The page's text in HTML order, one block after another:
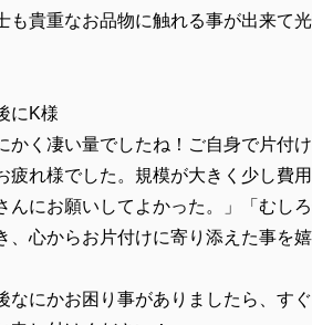
も貴重なお品物に触れる事が出来て
にK様
かく凄い量でしたね！ご自身で片付
疲れ様でした。規模が大きく少し費
んにお願いしてよかった。」「むし
、心からお片付けに寄り添えた事を嬉
なにかお困り事がありましたら、す